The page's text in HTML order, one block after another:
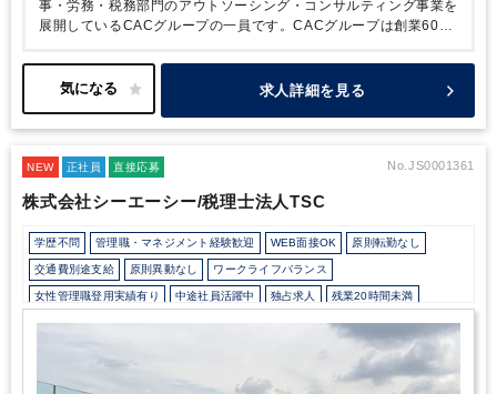
今後の展望など、自分の「想い」を会社に伝えられる制度。あ
なたの声を聞かせてください。◆社内提案制度「新サービ
ンアップ」と「努力の結果への報奨」として成績優秀者を表
彰。年に1回実施。◆CAC未来会議CACの未来について部
署・社歴関係なく話し合う会議です。ここから誕生した社内制
度も多数あります！
事・労務・税務部門のアウトソーシング・コンサルティング事業を
展開しているCACグループの一員です。CACグループは創業60年
ップクラスのノウハウを保有。当社はグループの一員として、会員
企業の成長を人事・労務・税務の側面から徹底サポートしていま
幅広い知識を身に付けていただけます。 【2】充実した福利厚生
境を常に検討しています。
◇リフレッシュ休暇の30分単位取得可
を法人割引利用にて受講可能◇税理士試験の試験費用の半額補助
時間勤務申請可能～福利厚生欄に他の制度も記載しておりますの
で、是非ご覧ください～
【3】公平な人事評価制度
法人ということもあり、当法人の働き方も法令順守です。そのた
め、深夜まで続く勤務や休日出勤などはありません。ワークライフ
バランスを保ちながら、しっかりと業務に取組んでいただけます。
評価制度については全社員に公平な評価を目指しています。もちろ
是非、CACグループの一
員として一緒に働いてみませんか？ご応募お待ちしております。
求人詳細を見る
NEW 正社員 直接応募 No.JS0001361
株式会社シーエーシー/税理士法人TSC
学歴不問 管理職・マネジメント経験歓迎 WEB面接OK 原則転勤なし
交通費別途支給 原則異動なし ワークライフバランス
女性管理職登用実績有り 中途社員活躍中 独占求人 残業20時間未満
駅から徒歩5分以内 オフィスカジュアルOK
退職金制度
年間休日120日以上